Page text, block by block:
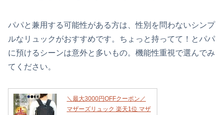
パパと兼用する可能性がある方は、性別を問わないシンプ
ルなリュックがおすすめです。ちょっと持ってて！とパパ
に預けるシーンは意外と多いもの。機能性重視で選んでみ
てください。
＼最大3000円OFFクーポン／
マザーズリュック 楽天1位 マザ